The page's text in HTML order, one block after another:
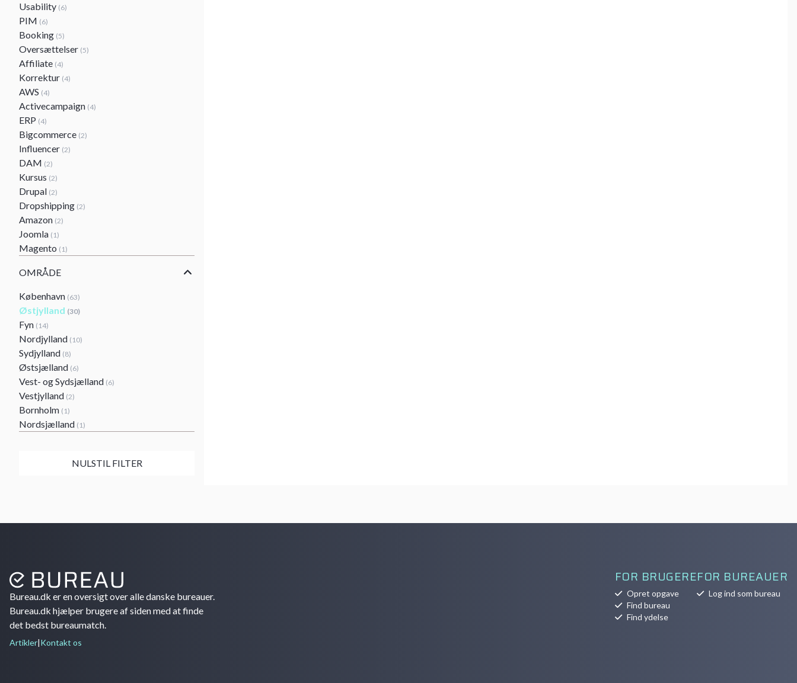
Usability (6)
PIM (6)
Booking (5)
Oversættelser (5)
Affiliate (4)
Korrektur (4)
AWS (4)
Activecampaign (4)
ERP (4)
Bigcommerce (2)
Influencer (2)
DAM (2)
Kursus (2)
Drupal (2)
Dropshipping (2)
Amazon (2)
Joomla (1)
Magento (1)
OMRÅDE
København (63)
Østjylland (30)
Fyn (14)
Nordjylland (10)
Sydjylland (8)
Østsjælland (6)
Vest- og Sydsjælland (6)
Vestjylland (2)
Bornholm (1)
Nordsjælland (1)
NULSTIL FILTER
Bureau.dk er en oversigt over alle danske bureauer.
Bureau.dk hjælper brugere af siden med at finde
det bedst bureaumatch.
Artikler|Kontakt os
FOR BRUGERE
Opret opgave
Find bureau
Find ydelse
FOR BUREAUER
Log ind som bureau